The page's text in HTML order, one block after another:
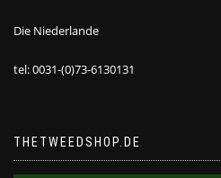
Die Niederlande
tel: 0031-(0)73-6130131
THETWEEDSHOP.DE